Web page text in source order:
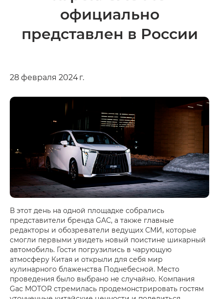
официально
представлен в России
28 февраля 2024 г.
В этот день на одной площадке собрались
представители бренда GAC, а также главные
редакторы и обозреватели ведущих СМИ, которые
смогли первыми увидеть новый поистине шикарный
автомобиль. Гости погрузились в чарующую
атмосферу Китая и открыли для себя мир
кулинарного блаженства Поднебесной. Место
проведения было выбрано не случайно. Компания
Gac MOTOR стремилась продемонстрировать гостям